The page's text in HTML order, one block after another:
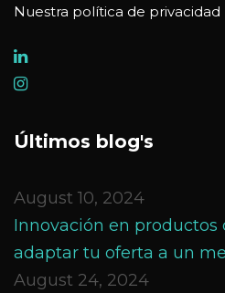
Nuestra política de privacidad
Últimos blog's
August 10, 2024
Innovación en productos
adaptar tu oferta a un
August 24, 2024